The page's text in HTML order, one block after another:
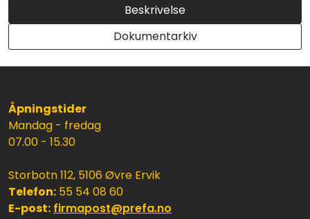
Beskrivelse
Dokumentarkiv
Åpningstider
Mandag - fredag
07.00 - 15.30
Storbotn 112, 5106 Øvre Ervik
Telefon: 55 54 08 60
E-post: firmapost@prefa.no